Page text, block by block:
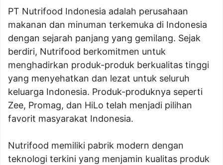
PT Nutrifood Indonesia adalah perusahaan
makanan dan minuman terkemuka di Indonesia
dengan sejarah panjang yang gemilang. Sejak
berdiri, Nutrifood berkomitmen untuk
menghadirkan produk-produk berkualitas tinggi
yang menyehatkan dan lezat untuk seluruh
keluarga Indonesia. Produk-produknya seperti
Zee, Promag, dan HiLo telah menjadi pilihan
favorit masyarakat Indonesia.
Nutrifood memiliki pabrik modern dengan
teknologi terkini yang menjamin kualitas produk